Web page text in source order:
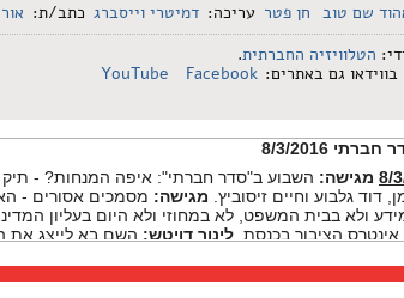
שם טוב חן פטר עריכה: דמיטרי וייסברג כתב/ת:
הטלוויזיה החברתית.
גם באתרים:
YouTube Facebook
חברתי 8/3/2016
מגישה: השבוע ב"סדר חברתי": איפה המנחות? - תיק
דוד גלבוע וחיים זיסוביץ. מגישה: מסמכים אסורים -
ולא בבית המשפט, לא במחוזי ולא היום בעליון
הציבור בכנסת. לינור דויטש: השם בא לייצג את
בי כל הזמן, חברים שלי.